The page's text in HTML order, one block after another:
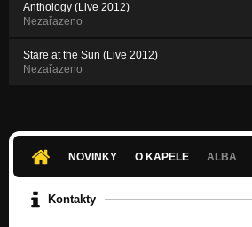
Anthology (Live 2012)
Nezařazeno
Stare at the Sun (Live 2012)
Nezařazeno
NOVINKY O KAPELE ALBA
Kontakty